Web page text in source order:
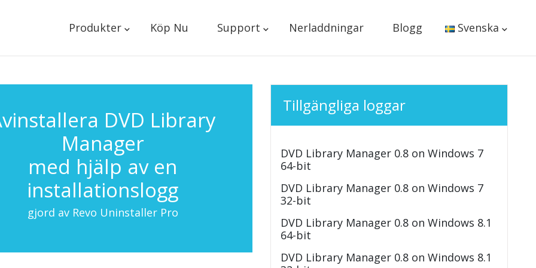
Produkter Köp Nu Support Nerladdningar Blogg Svenska
DVD Library
Manager
med hjälp av en
installationslogg
gjord av Revo Uninstaller Pro
Tillgängliga loggar
DVD Library Manager 0.8 on Windows 7
64-bit
DVD Library Manager 0.8 on Windows 7
32-bit
DVD Library Manager 0.8 on Windows 8.1
64-bit
DVD Library Manager 0.8 on Windows 8.1